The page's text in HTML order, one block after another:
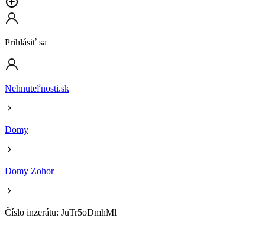
Prihlásiť sa
Nehnuteľnosti.sk
Domy
Domy Zohor
Číslo inzerátu: JuTr5oDmhMl